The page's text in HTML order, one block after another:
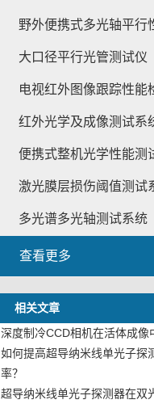
野外便携式多光轴平行
大口径平行光管测试仪
电视红外图像跟踪性能
红外光学及成像测试系
便携式整机光学性能测
激光膜层损伤阈值测试
多光谱多光轴测试系统
查看更多
相关文章
深度制冷CCD相机在活体成像
如何提高超导纳米线单光子探
率？
超导纳米线单光子探测器在双